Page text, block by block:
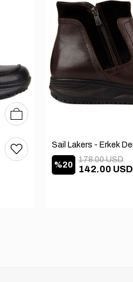
40 414243
%20 142.00 USD
178.00 USD